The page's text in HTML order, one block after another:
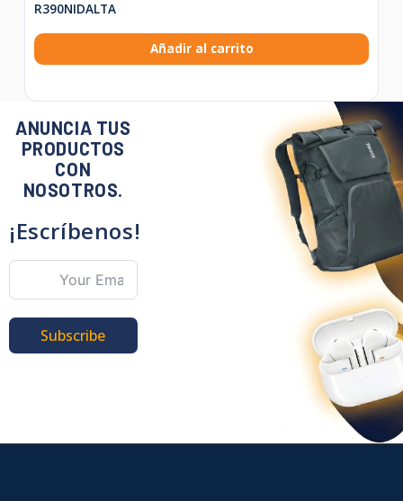
R390NIDALTA
Añadir al carrito
ANUNCIA TUS
PRODUCTOS
CON
NOSOTROS.
¡Escríbenos!
Subscribe